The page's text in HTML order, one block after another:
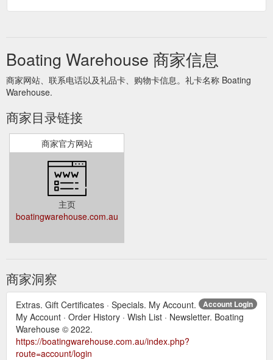
Boating Warehouse 商家信息
商家网站、联系电话以及礼品卡、购物卡信息。礼卡名称 Boating
Warehouse.
商家目录链接
商家官方网站
主页
boatingwarehouse.com.au
商家洞察
Account Login
Extras. Gift Certificates · Specials. My Account.
My Account · Order History · Wish List · Newsletter. Boating
Warehouse © 2022.
https://boatingwarehouse.com.au/index.php?
route=account/login